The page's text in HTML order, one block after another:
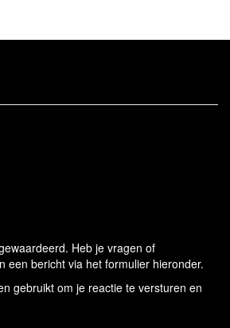
Heb je vragen of
een bericht via het formulier hieronder.
gebruikt om je reactie te versturen en